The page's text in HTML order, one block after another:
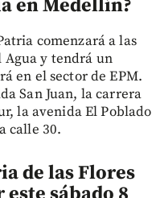
en Medellín?
comenzará a las
Agua y tendrá un
en el sector de EPM.
San Juan, la carrera
la avenida El Poblado
calle 30.
de las Flores